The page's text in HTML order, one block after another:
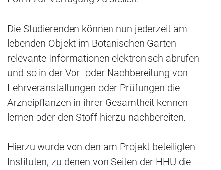
Die Studierenden können nun jederzeit am
lebenden Objekt im Botanischen Garten
relevante Informationen elektronisch abrufen
und so in der Vor- oder Nachbereitung von
Lehrveranstaltungen oder Prüfungen die
Arzneipflanzen in ihrer Gesamtheit kennen
lernen oder den Stoff hierzu nachbereiten.
Hierzu wurde von den am Projekt beteiligten
Instituten, zu denen von Seiten der HHU die